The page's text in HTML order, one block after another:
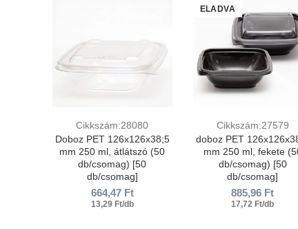
Cikkszám:28080
Doboz PET 126х126х38;5
mm 250 ml, átlátszó (50
db/csomag) [50
db/csomag]
664,47 Ft
13,29 Ft/db
ELADVA
Cikkszám:27579
doboz PET
mm 250 ml, fekete
db/csomag) [50
db/csomag]
885,96 Ft
17,72 Ft/db